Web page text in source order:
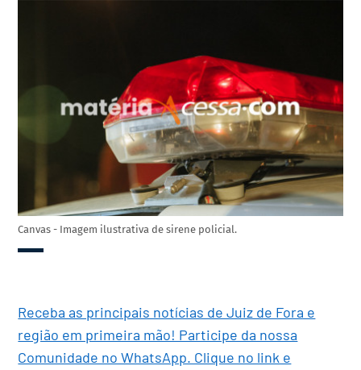
Canvas - Imagem ilustrativa de sirene policial.
Receba as principais notícias de Juiz de Fora e
região em primeira mão! Participe da nossa
Comunidade no WhatsApp. Clique no link e